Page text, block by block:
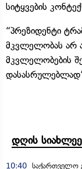
სიტყვების
“პრეზიდენტი
მკვლელობას არ
მკვლელობების
დღის
10:40 საქართველო